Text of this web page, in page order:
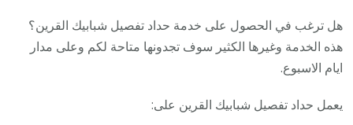
هل ترغب في الحصول على خدمة حداد تفصيل شبابيك القرين؟
هذه الخدمة وغيرها الكثير سوف تجدونها متاحة لكم وعلى مدار
ايام الاسبوع.
يعمل حداد تفصيل شبابيك القرين على: